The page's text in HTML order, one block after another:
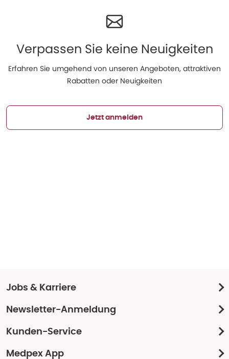
Verpassen Sie keine Neuigkeiten
Erfahren Sie umgehend von unseren Angeboten, attraktiven
Rabatten oder Neuigkeiten
Jetzt anmelden
Jobs & Karriere
Newsletter-Anmeldung
Kunden-Service
Medpex App